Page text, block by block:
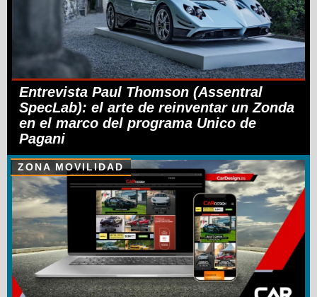
Entrevista Paul Thomson (Assentral
SpecLab): el arte de reinventar un Zonda
en el marco del programa Unico de
Pagani
ZONA MOVILIDAD